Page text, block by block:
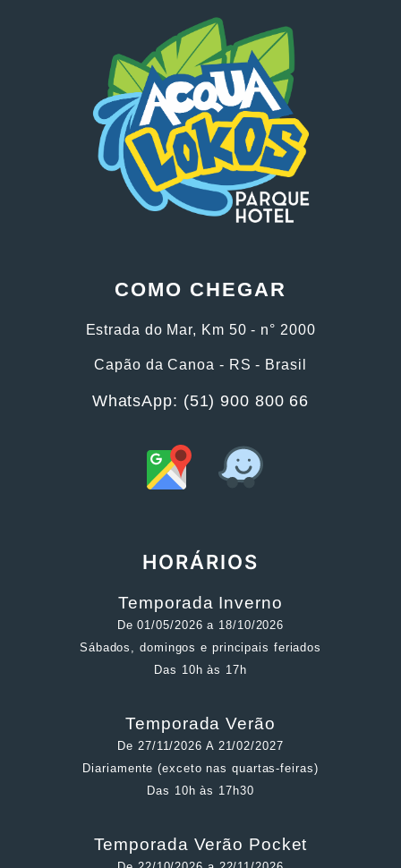
COMO CHEGAR
Estrada do Mar, Km 50 - n° 2000
Capão da Canoa - RS - Brasil
WhatsApp: (51) 900 800 66
HORÁRIOS
Temporada Inverno
De 01/05/2026 a 18/10/2026
Sábados, domingos e principais feriados
Das 10h às 17h
Temporada Verão
De 27/11/2026 A 21/02/2027
Diariamente (exceto nas quartas-feiras)
Das 10h às 17h30
Temporada Verão Pocket